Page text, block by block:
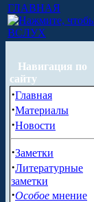
ГЛАВНАЯ
ВСЛУХ
Навигация по
сайту
·Главная
·Материалы
·Новости
·Заметки
·Литературные
заметки
·Особое мнение